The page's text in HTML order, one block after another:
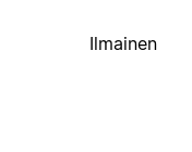
Ilmainen